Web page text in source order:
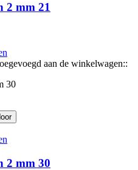
2 mm 21
aan de winkelwagen::
30
2 mm 30